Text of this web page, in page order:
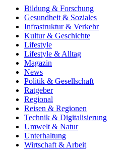
Bildung & Forschung
Gesundheit & Soziales
Infrastruktur & Verkehr
Kultur & Geschichte
Lifestyle
Lifestyle & Alltag
Magazin
News
Politik & Gesellschaft
Ratgeber
Regional
Reisen & Regionen
Technik & Digitalisierung
Umwelt & Natur
Unterhaltung
Wirtschaft & Arbeit